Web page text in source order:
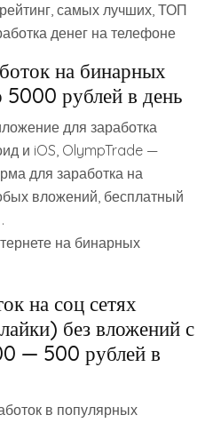
самых лучших, ТОП
денег на телефоне
на бинарных
рублей в день
для заработка
и iOS, OlympTrade —
для заработка на
вложений, бесплатный
на соц сетях
без вложений с
— 500 рублей в
в популярных